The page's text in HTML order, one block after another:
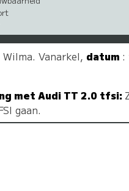
Wilma. Vanarkel, datum :
met Audi TT 2.0 tfsi:
gaan.